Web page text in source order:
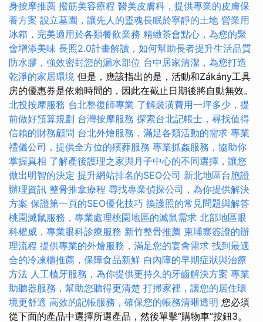
身按摩推薦 撥筋美容療程 醫美皮膚科，提供專業的皮膚保
養方案 設立墓園，讓先人的靈魂長眠於寧靜的土地 營業用
冰箱，完美適用於各類餐飲業務 精緻茶會點心，為您的聚
會增添美味 長照2.0計畫解讀，如何幫助長者提升生活品質
防水膠，強效密封您的漏水部位 台中居家清潔，為您打造
乾淨的家居環境 但是，應該指出的是，活動和Zákány工具
房的優惠券是依賴時間的，因此在截止日期後將自動無效。
北投按摩服務 台北整復師專業 了解裝潢費用一坪多少，提
前做好預算規劃 台灣按摩服務 探索台北記帳士，尋找值得
信賴的財務顧問 台北外燴服務，滿足各類活動的需求 專業
禮儀公司，提供全方位的殯葬服務 專業抓姦服務，協助你
掌握真相 了解產後護理之家與月子中心的不同選擇，讓您
做出明智的決定 提升網站排名的SEO公司 新北地區台胞證
辦理資訊 整骨推拿療程 尋找專業偵探公司，為你提供解決
方案 保證第一頁的SEO優化技巧 換護照的常見問題與解答
桃園滅鼠服務，專業處理桃園地區的滅鼠需求 北部地區眼
科權威，專業眼科診療服務 新竹整骨推薦 柬埔寨簽證的辦
理流程 提供專業的外燴服務，滿足您的宴會需求 找到最適
合的冷凍櫃推薦，保障食品新鮮 白內障的早期症狀與治療
方法 人工植牙服務，為你提供更持久的牙齒解決方案 專業
助聽器服務，幫助您聽得更清楚 打掃家裡，讓您的居住環
境更舒適 高效的記帳服務，確保您的帳務清晰透明 您必須
從下面的產品中選擇所選產品，然後單擊“購物車”按鈕3。